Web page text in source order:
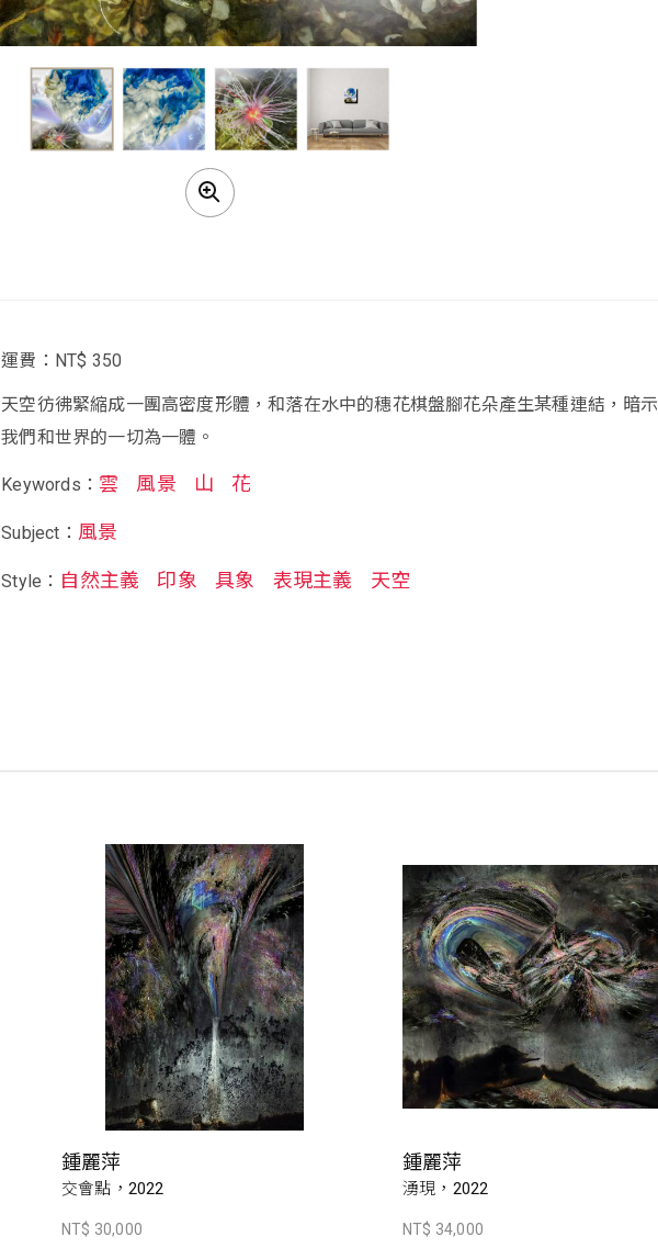
運費：NT$ 350
天空彷彿緊縮成一團高密度形體，和落在水中的穗花棋盤腳花朵產生某種連結，暗示
我們和世界的一切為一體。
Keywords： 雲 風景 山 花
Subject： 風景
Style： 自然主義 印象 具象 表現主義 天空
鍾麗萍
交會點，2022
NT$ 30,000
鍾麗萍
湧現，2022
NT$ 34,000